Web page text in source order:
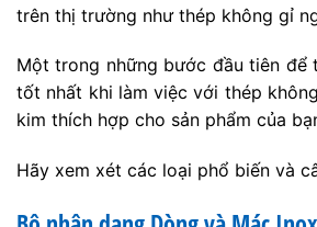
trên thị trường như thép không gỉ
Một trong những bước đầu tiên để
tốt nhất khi làm việc với thép
kim thích hợp cho sản phẩm của
Hãy xem xét các loại phổ biến và